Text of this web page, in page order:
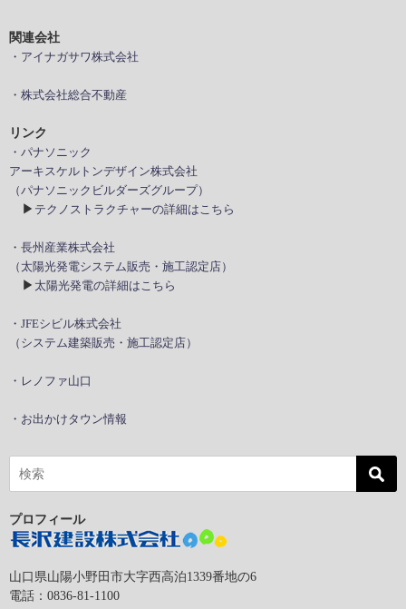
関連会社
・アイナガサワ株式会社
・株式会社総合不動産
リンク
・パナソニック
アーキスケルトンデザイン株式会社
（パナソニックビルダーズグループ）
▶ テクノストラクチャーの詳細はこちら
・長州産業株式会社
（太陽光発電システム販売・施工認定店）
▶ 太陽光発電の詳細はこちら
・JFEシビル株式会社
（システム建築販売・施工認定店）
・レノファ山口
・お出かけタウン情報
プロフィール
山口県山陽小野田市大字西高泊1339番地の6
電話：0836-81-1100